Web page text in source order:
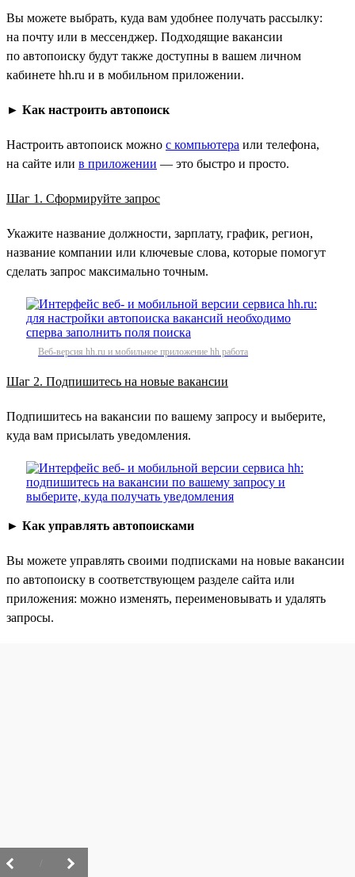
Вы можете выбрать, куда вам удобнее получать рассылку:
на почту или в мессенджер. Подходящие вакансии
по автопоиску будут также доступны в вашем личном
кабинете hh.ru и в мобильном приложении.
► Как настроить автопоиск
Настроить автопоиск можно с компьютера или телефона,
на сайте или в приложении — это быстро и просто.
Шаг 1. Сформируйте запрос
Укажите название должности, зарплату, график, регион,
название компании или ключевые слова, которые помогут
сделать запрос максимально точным.
Веб-версия hh.ru и мобильное приложение hh работа
Шаг 2. Подпишитесь на новые вакансии
Подпишитесь на вакансии по вашему запросу и выберите,
куда вам присылать уведомления.
► Как управлять автопоисками
Вы можете управлять своими подписками на новые вакансии
по автопоиску в соответствующем разделе сайта или
приложения: можно изменять, переименовывать и удалять
запросы.